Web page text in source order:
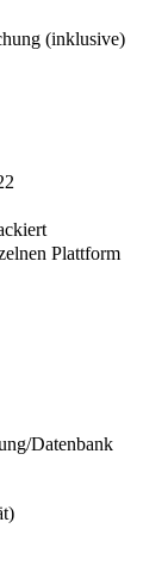
(inklusive)
Plattform
Datenbank